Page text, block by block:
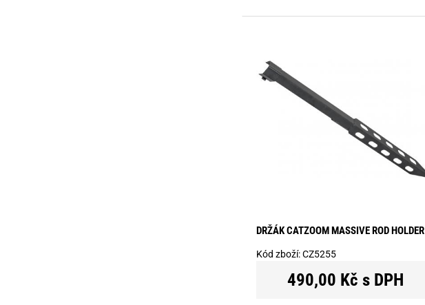
DRŽÁK CATZOOM MASSIVE ROD HOLDER
Kód zboží:CZ5255
490,00 Kč s DPH